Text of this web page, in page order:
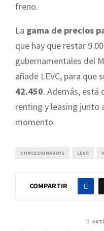
freno.
La gama de precios
que hay que restar
gubernamentales del
añade LEVC, para que
42.450. Además, está
renting y leasing junto
momento.
CONCESIONARIOS LEVC
COMPARTIR